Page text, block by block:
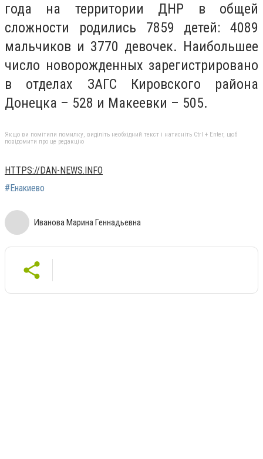
года на территории ДНР в общей
сложности родились 7859 детей: 4089
мальчиков и 3770 девочек. Наибольшее
число новорожденных зарегистрировано
в отделах ЗАГС Кировского района
Донецка – 528 и Макеевки – 505.
Якщо ви помітили помилку, виділіть необхідний текст і натисніть Ctrl + Enter, щоб
повідомити про це редакцію
HTTPS://DAN-NEWS.INFO
#Енакиево
Иванова Марина Геннадьевна